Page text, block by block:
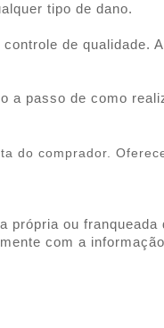
tipo de dano.
de
a passo de como
do comprador.
ou
com a